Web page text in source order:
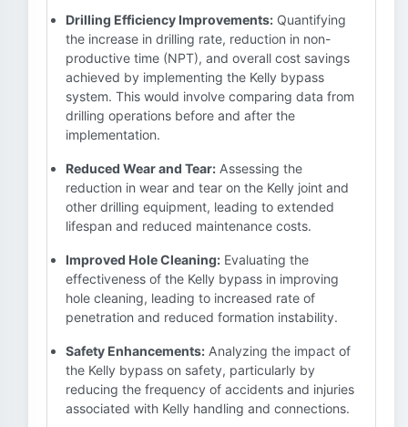
Drilling Efficiency Improvements: Quantifying
the increase in drilling rate, reduction in non-
productive time (NPT), and overall cost savings
achieved by implementing the Kelly bypass
system. This would involve comparing data from
drilling operations before and after the
implementation.
Reduced Wear and Tear: Assessing the
reduction in wear and tear on the Kelly joint and
other drilling equipment, leading to extended
lifespan and reduced maintenance costs.
Improved Hole Cleaning: Evaluating the
effectiveness of the Kelly bypass in improving
hole cleaning, leading to increased rate of
penetration and reduced formation instability.
Safety Enhancements: Analyzing the impact of
the Kelly bypass on safety, particularly by
reducing the frequency of accidents and injuries
associated with Kelly handling and connections.